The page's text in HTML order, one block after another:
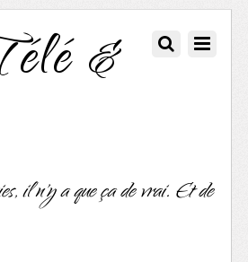
&
il n'y a que ça de vrai. Et de